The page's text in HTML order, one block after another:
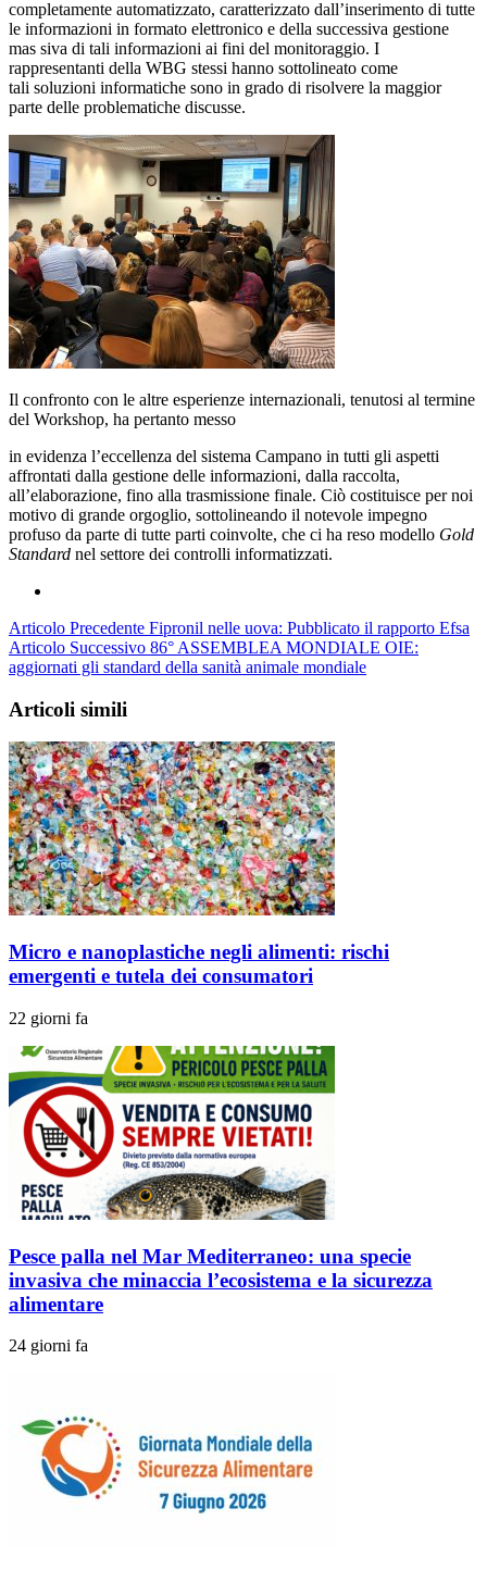
completamente automatizzato, caratterizzato dall’inserimento di tutte
le informazioni in formato elettronico e della successiva gestione
mas siva di tali informazioni ai fini del monitoraggio. I
rappresentanti della WBG stessi hanno sottolineato come
tali soluzioni informatiche sono in grado di risolvere la maggior
parte delle problematiche discusse.
Il confronto con le altre esperienze internazionali, tenutosi al termine
del Workshop, ha pertanto messo
in evidenza l’eccellenza del sistema Campano in tutti gli aspetti
affrontati dalla gestione delle informazioni, dalla raccolta,
all’elaborazione, fino alla trasmissione finale. Ciò costituisce per noi
motivo di grande orgoglio, sottolineando il notevole impegno
profuso da parte di tutte parti coinvolte, che ci ha reso modello Gold
Standard nel settore dei controlli informatizzati.
Articolo Precedente Fipronil nelle uova: Pubblicato il rapporto Efsa
Articolo Successivo 86° ASSEMBLEA MONDIALE OIE:
aggiornati gli standard della sanità animale mondiale
Articoli simili
Micro e nanoplastiche negli alimenti: rischi
emergenti e tutela dei consumatori
22 giorni fa
Pesce palla nel Mar Mediterraneo: una specie
invasiva che minaccia l’ecosistema e la sicurezza
alimentare
24 giorni fa